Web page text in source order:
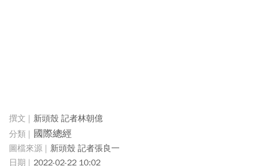
新頭殼 記者林朝億
國際總經
新頭殼 記者張良一
2022-02-22 10:02